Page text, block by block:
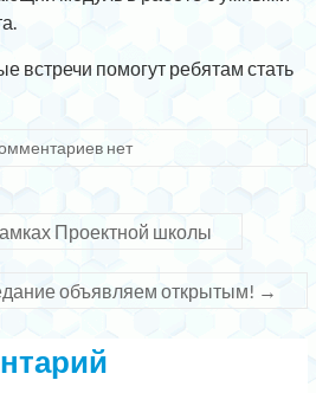
встречи помогут ребятам стать
нет
Проектной школы
объявляем открытым! →